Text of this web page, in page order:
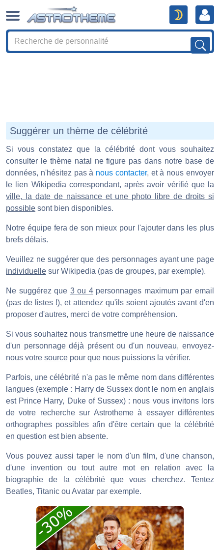
Suggérer un thème de célébrité
Si vous constatez que la célébrité dont vous souhaitez
consulter le thème natal ne figure pas dans notre base de
données, n'hésitez pas à nous contacter, et à nous envoyer
le
lien Wikipedia correspondant, après avoir vérifié que la
ville, la date de naissance et une photo libre de droits si
possible sont bien disponibles.
Notre équipe fera de son mieux pour l'ajouter dans les plus
brefs délais.
Veuillez ne suggérer que des personnages ayant une page
individuelle sur Wikipedia (pas de groupes, par exemple).
Ne suggérez que 3 ou 4personnages maximum par email
(pas de listes !), et attendez qu'ils soient ajoutés avant d'en
proposer d'autres, merci de votre compréhension.
Si vous souhaitez nous transmettre une heure de naissance
d'un personnage déjà présent ou d'un nouveau, envoyez-
nous votre source pour que nous puissions la vérifier.
Parfois, une célébrité n'a pas le même nom dans différentes
langues (exemple : Harry de Sussex dont le nom en anglais
est Prince Harry, Duke of Sussex) : nous vous invitons lors
de votre recherche sur Astrotheme à essayer différentes
orthographes possibles afin d'être certain que la célébrité
en question est bien absente.
Vous pouvez aussi taper le nom d'un film, d'une chanson,
d'une invention ou tout autre mot en relation avec la
biographie de la célébrité que vous cherchez. Tentez
Beatles, Titanic ou Avatar par exemple.